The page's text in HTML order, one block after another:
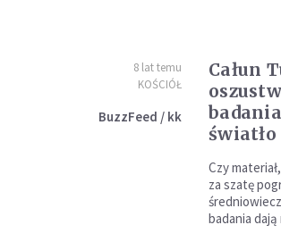
8 lat temu
KOŚCIÓŁ
BuzzFeed / kk
Całun
światło
Czy
za szatę
badania